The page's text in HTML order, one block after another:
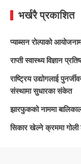
भर्खरै प्रकाशित
प्याब्सन रोल्पाको
राप्ती स्वास्थ्य विज्ञान
राष्ट्रिय उद्योगलाई
संस्थामा सुधारका संकेत
झारफुकको नाममा
सिकार खेल्ने क्रममा